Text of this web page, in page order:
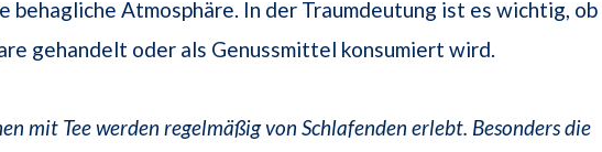
behagliche Atmosphäre. In der Traumdeutung ist es wichtig, ob
gehandelt oder als Genussmittel konsumiert wird.
mit Tee werden regelmäßig von Schlafenden erlebt. Besonders die